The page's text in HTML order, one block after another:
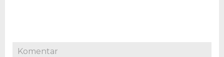
Komentar